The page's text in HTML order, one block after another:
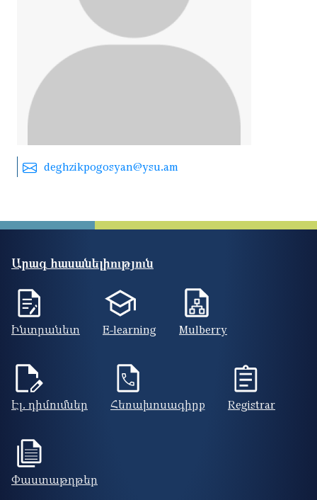
deghzikpogosyan@ysu.am
Արագ հասանելիություն
Ինտրանետ E-learning Mulberry
Էլ. դիմումներ Հեռախոսագիրք Registrar
Փաստաթղթեր